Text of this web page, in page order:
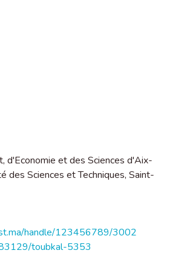
d'Economie et des Sciences d'Aix-
des Sciences et Techniques, Saint-
handle/123456789/3002
toubkal-5353